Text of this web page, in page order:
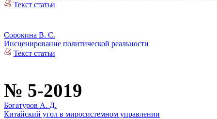
Текст статьи
Сорокина В. С.
Инсценирование политической реальности
Текст статьи
№ 5-2019
Богатуров А. Д.
Китайский угол в миросистемном управлении